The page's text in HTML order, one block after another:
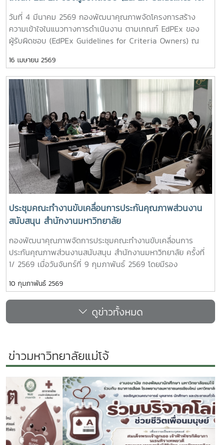
มหาวิทยาลัยแม่โจ้-ชุมพร ด้วย # AUN-QA # Refresh
Assessors : MJU Assessors # กองพัฒนาคุณภาพ
Criteria Owners)
วันที่ 4 มีนาคม 2569 กองพัฒนาคุณภาพจัดโครงการสร้าง
ความเข้าใจในแนวทางการดำเนินงาน ตามเกณฑ์ EdPEx ของ
ผู้รับผิดชอบ (EdPEx Guidelines for Criteria Owners) ณ
รัตนราชสุดา มหาวิทยาลัยแม่โจ้ ผู้เข้าร่วมโครงการประกอบด้วยผู้
บริหารและผู้ปฏิบัติงานประกันคุณภาพส่วนงานสนับสนุน (สำนัก
บริหารและพัฒนาวิชาการ สำนักวิจัยและส่งเสริมวิชาการ
การเกษตร สำนักหอสมุด สำนักงานสภามหาวิทยาลัย และ ระดับ
กอง/ฝ่าย สังกัดสำนักงานมหาวิทยาลัย) โดยมี ผู้ช่วยอธิการบดี
(ผู้ช่วยศาสตราจารย์ ดร.ปรีดา ศรีนฤวรรณ) เป็นวิทยากรบรรยาย
# EdPEx Owners # กองพัฒนาคุณภาพ
16 เมษายน 2569
ประชุมคณะทำงานขับเคลื่อนการประกันคุณภาพส่วนงาน
สนับสนุน สำนักงานมหาวิทยาลัย
กองพัฒนาคุณภาพจัดการประชุมคณะทำงานขับเคลื่อนการ
ประกันคุณภาพส่วนงานสนับสนุน สำนักงานมหาวิทยาลัย ครั้งที่
1/ 2569 เมื่อวันจันทร์ที่ 9 กุมภาพันธ์ 2569 โดยมีรอง
งานฯ ร่วมด้วยผู้อำนวยการกอง หัวหน้าฝ่าย และผู้ปฏิบัติงาน
ประกันคุณภาพของแต่ละกอง/ฝ่าย เข้าร่วมประชุมหารือ และ
วางแผนการดำเนินงานประกันคุณภาพฯ ของสำนักงาน
มหาวิทยาลัย โดยมีการวิเคราะห์ถึงบริการหลักในโครงร่างองค์กร
ฝ่ายดำเนินการเป็นไปในทิศทางเดียวกันทั่วทั้งองค์กร
10 กุมภาพันธ์ 2569
ดูข่าวทั้งหมด
ข่าวมหาวิทยาลัยแม่โจ้
Previous Next